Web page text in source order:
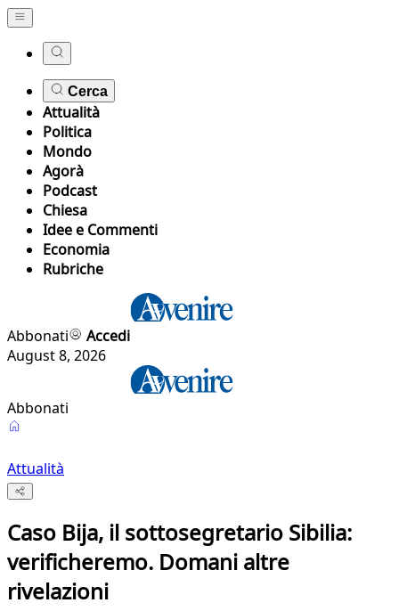
Cerca
Attualità
Politica
Mondo
Agorà
Podcast
Chiesa
Idee e Commenti
Economia
Rubriche
Abbonati
Accedi
August 8, 2026
Abbonati
Attualità
Caso Bija, il sottosegretario Sibilia:
verificheremo. Domani altre
rivelazioni